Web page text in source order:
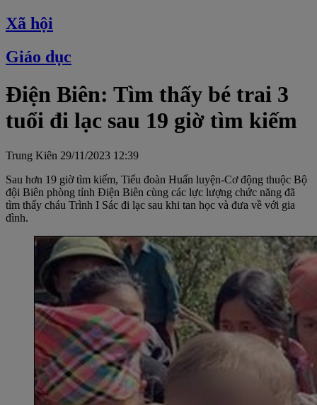
Xã hội
Giáo dục
Điện Biên: Tìm thấy bé trai 3
tuổi đi lạc sau 19 giờ tìm kiếm
Trung Kiên 29/11/2023 12:39
Sau hơn 19 giờ tìm kiếm, Tiểu đoàn Huấn luyện-Cơ động thuộc Bộ
đội Biên phòng tỉnh Điện Biên cùng các lực lượng chức năng đã
tìm thấy cháu Trình I Sác đi lạc sau khi tan học và đưa về với gia
đình.